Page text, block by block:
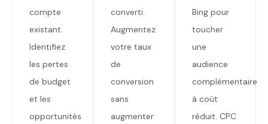
compte
existant.
Identifiez
les pertes
de budget
et les
opportunités
converti.
Augmentez
votre taux
de
conversion
sans
augmenter
Bing pour
toucher
une
audience
complémentaire
à coût
réduit. CPC